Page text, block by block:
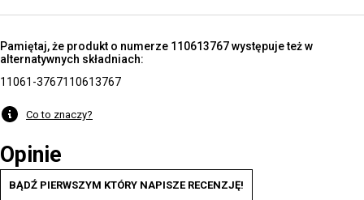
Pamiętaj, że produkt o numerze 110613767 występuje też w
alternatywnych składniach:
11061-3767110613767
Co to znaczy?
Opinie
BĄDŹ PIERWSZYM KTÓRY NAPISZE RECENZJĘ!